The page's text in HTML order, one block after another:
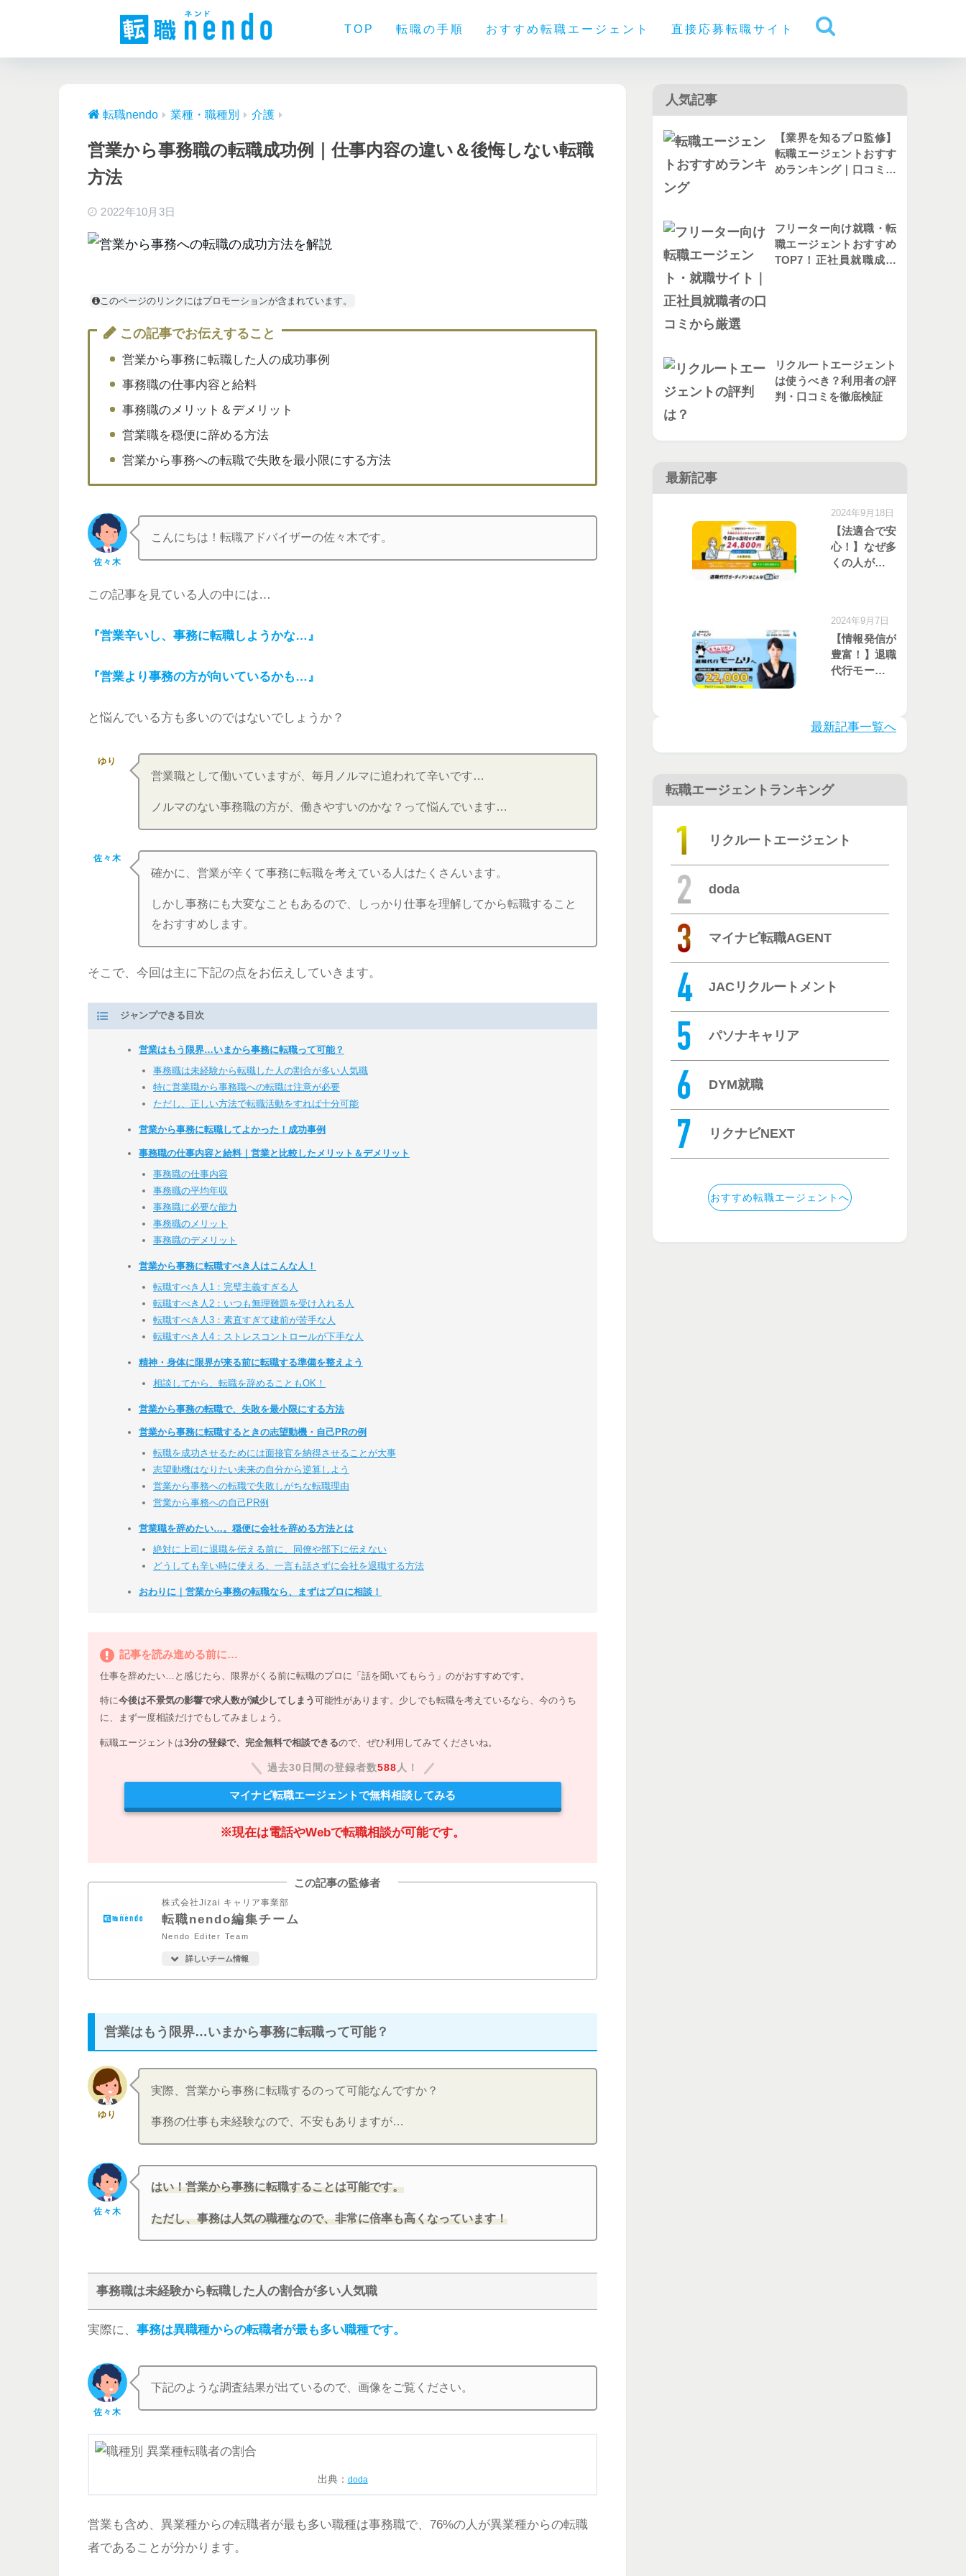
TOP 転職の手順 おすすめ転職エージェント 直接応募転職サイト
転職nendo 業種・職種別 介護
営業から事務職の転職成功例｜仕事内容の違い＆後悔しない転職
方法
2022年10月3日
このページのリンクにはプロモーションが含まれています。
この記事でお伝えすること
営業から事務に転職した人の成功事例
事務職の仕事内容と給料
事務職のメリット＆デメリット
営業職を穏便に辞める方法
営業から事務への転職で失敗を最小限にする方法
佐々木
こんにちは！転職アドバイザーの佐々木です。
この記事を見ている人の中には…
『営業辛いし、事務に転職しようかな…』
『営業より事務の方が向いているかも…』
と悩んでいる方も多いのではないでしょうか？
ゆり
営業職として働いていますが、毎月ノルマに追われて辛いです…
ノルマのない事務職の方が、働きやすいのかな？って悩んでいます…
佐々木
確かに、営業が辛くて事務に転職を考えている人はたくさんいます。
しかし事務にも大変なこともあるので、しっかり仕事を理解してから転職すること
をおすすめします。
そこで、今回は主に下記の点をお伝えしていきます。
ジャンプできる目次
営業はもう限界…いまから事務に転職って可能？
事務職は未経験から転職した人の割合が多い人気職
特に営業職から事務職への転職は注意が必要
ただし、正しい方法で転職活動をすれば十分可能
営業から事務に転職してよかった！成功事例
事務職の仕事内容と給料｜営業と比較したメリット＆デメリット
事務職の仕事内容
事務職の平均年収
事務職に必要な能力
事務職のメリット
事務職のデメリット
営業から事務に転職すべき人はこんな人！
転職すべき人1：完璧主義すぎる人
転職すべき人2：いつも無理難題を受け入れる人
転職すべき人3：素直すぎて建前が苦手な人
転職すべき人4：ストレスコントロールが下手な人
精神・身体に限界が来る前に転職する準備を整えよう
相談してから、転職を辞めることもOK！
営業から事務の転職で、失敗を最小限にする方法
営業から事務に転職するときの志望動機・自己PRの例
転職を成功させるためには面接官を納得させることが大事
志望動機はなりたい未来の自分から逆算しよう
営業から事務への転職で失敗しがちな転職理由
営業から事務への自己PR例
営業職を辞めたい…。穏便に会社を辞める方法とは
絶対に上司に退職を伝える前に、同僚や部下に伝えない
どうしても辛い時に使える、一言も話さずに会社を退職する方法
おわりに｜営業から事務の転職なら、まずはプロに相談！
記事を読み進める前に…
仕事を辞めたい…と感じたら、限界がくる前に転職のプロに「話を聞いてもらう」のがおすすめです。
特に今後は不景気の影響で求人数が減少してしまう 可能性があります。少しでも転職を考えているなら、今のうち
に、まず一度相談だけでもしてみましょう。
転職エージェントは3分の登録で、完全無料で相談できるので、ぜひ利用してみてくださいね。
過去30日間の登録者数588 人！
マイナビ転職エージェントで無料相談してみる
※現在は電話やWebで転職相談が可能です。
この記事の監修者
株式会社Jizai キャリア事業部
転職nendo編集チーム
Nendo Editer Team
詳しいチーム情報
営業はもう限界…いまから事務に転職って可能？
ゆり
実際、営業から事務に転職するのって可能なんですか？
事務の仕事も未経験なので、不安もありますが…
佐々木
はい！営業から事務に転職することは可能です。
ただし、事務は人気の職種なので、非常に倍率も高くなっています！
事務職は未経験から転職した人の割合が多い人気職
実際に、 事務は異職種からの転職者が最も多い職種です。
佐々木
下記のような調査結果が出ているので、画像をご覧ください。
出典： doda
営業も含め、異業種からの転職者が最も多い職種は事務職で、76%の人が異業種からの転職
者であることが分かります。
人気記事
【業界を知るプロ監修】
転職エージェントおすす
めランキング｜口コミか
フリーター向け就職・転
職エージェントおすすめ
TOP7！正社員就職成功
リクルートエージェント
は使うべき？利用者の評
判・口コミを徹底検証
最新記事
【法適合で安
心！】なぜ多
くの人が退職
評価を分析
2024年9月18日
【情報発信が
豊富！】退職
代行モームリ
口コミを徹底
2024年9月7日
最新記事一覧へ
転職エージェントランキング
リクルートエージェント
doda
マイナビ転職AGENT
JACリクルートメント
パソナキャリア
DYM就職
リクナビNEXT
おすすめ転職エージェントへ